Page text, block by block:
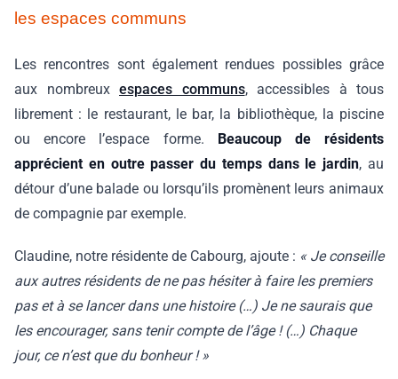
les espaces communs
Les rencontres sont également rendues possibles grâce
aux nombreux espaces communs, accessibles à tous
librement : le restaurant, le bar, la bibliothèque, la piscine
ou encore l’espace forme. Beaucoup de résidents
apprécient en outre passer du temps dans le jardin, au
détour d’une balade ou lorsqu’ils promènent leurs animaux
de compagnie par exemple.
Claudine, notre résidente de Cabourg, ajoute : « Je conseille
aux autres résidents de ne pas hésiter à faire les premiers
pas et à se lancer dans une histoire (…) Je ne saurais que
les encourager, sans tenir compte de l’âge ! (…) Chaque
jour, ce n’est que du bonheur ! »